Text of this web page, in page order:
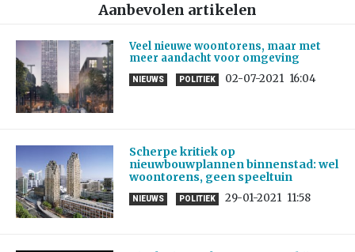
Aanbevolen artikelen
Veel nieuwe woontorens, maar met
meer aandacht voor omgeving
NIEUWS POLITIEK 02-07-2021 16:04
Scherpe kritiek op
nieuwbouwplannen binnenstad: wel
woontorens, geen speeltuin
NIEUWS POLITIEK 29-01-2021 11:58